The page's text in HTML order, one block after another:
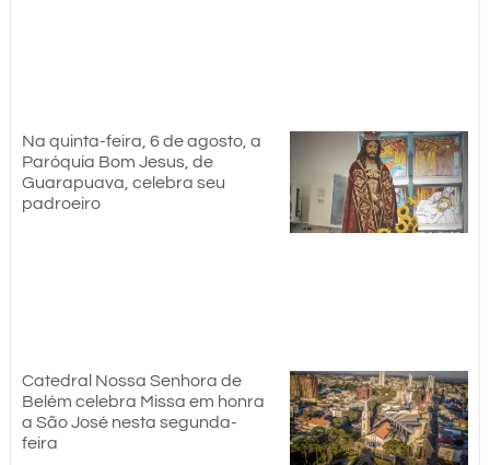
Na quinta-feira, 6 de agosto, a
Paróquia Bom Jesus, de
Guarapuava, celebra seu
padroeiro
Catedral Nossa Senhora de
Belém celebra Missa em honra
a São José nesta segunda-
feira